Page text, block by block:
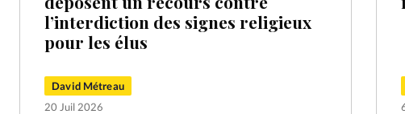
l’interdiction des signes religieux
pour les élus
David Métreau
20 Juil 2026